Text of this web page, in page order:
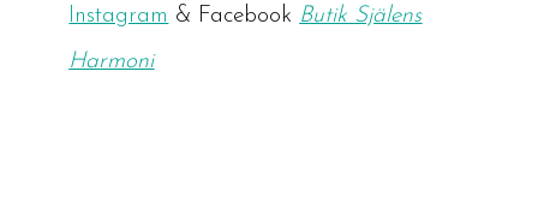
Instagram & Facebook Butik Själens
Harmoni